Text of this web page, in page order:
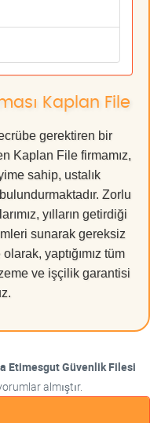
Kaplan File
gerektiren bir
Kaplan File firmamız,
sahip, ustalık
Zorlu
yılların getirdiği
sunarak gereksiz
yaptığımız tüm
ve işçilik garantisi
Etimesgut Güvenlik Filesi
almıştır.